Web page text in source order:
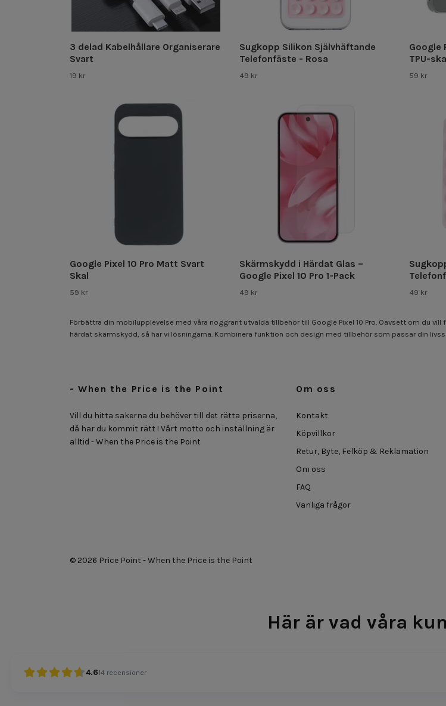
3 delad Kabelhållare Organiserare
Svart
19 kr
Sugkopp Silikon Självhäftande
Telefonfäste - Rosa
49 kr
Google
TPU-
59 kr
Google Pixel 10 Pro Matt Svart
Skal
59 kr
Skärmskydd i Härdat Glas –
Google Pixel 10 Pro 1-Pack
49 kr 49 kr
Förbättra din mobilupplevelse med våra noggrant utvalda tillbehör till Google Pixel 10 Pro. Oavsett om du
härdat skärmskydd, så har vi lösningarna. Kombinera funktion och design med tillbehör som passar din
- When the Price is the Point
Vill du hitta sakerna du behöver till det rätta priserna,
då har du kommit rätt ! Vårt motto och inställning är
alltid - When the Price is the Point
Om oss
Kontakt
Köpvillkor
Retur, Byte, Felköp & Reklamation
Om oss
FAQ
Vanliga frågor
© 2026 Price Point - When the Price is the Point
Här är vad våra
4.614 recensioner